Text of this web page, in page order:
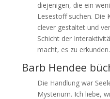
diejenigen, die ein
Lesestoff suchen. Die
clever gestaltet und
Schicht der
macht, es zu erkunden.
Barb Hendee
Die Handlung war
Mysterium. Ich liebe,